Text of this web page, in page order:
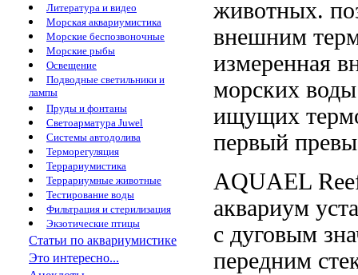
Литература и видео
Морская аквариумистика
Морские беспозвоночные
Морские рыбы
Освещение
Подводные светильники и
лампы
Пруды и фонтаны
Светоарматура Juwel
Системы автодолива
Терморегуляция
Террариумистика
Террариумные животные
Тестирование воды
Фильтрация и стерилизация
Экзотические птицы
Статьи по аквариумистике
Это интересно...
животных.
внешним
измеренная
морских
ищущих
первый
AQUAEL
аквариум
с дуговым
передним